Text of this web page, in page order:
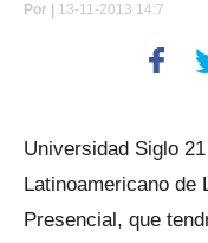
Por 13-11-2013 14:7
Universidad Siglo
Latinoamericano de
Presencial, que